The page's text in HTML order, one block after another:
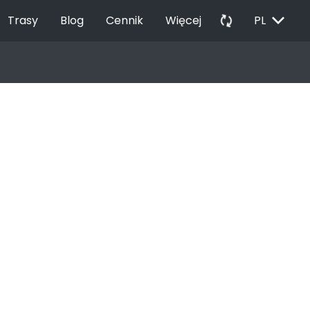
Trasy Blog Cennik Więcej autorenew PL EXPAND_MORE